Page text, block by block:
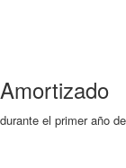
Amortizado
durante el primer año